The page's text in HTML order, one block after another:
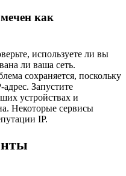
как
используете ли вы
ли ваша сеть.
сохраняется, поскольку
Запустите
устройствах и
Некоторые сервисы
IP.